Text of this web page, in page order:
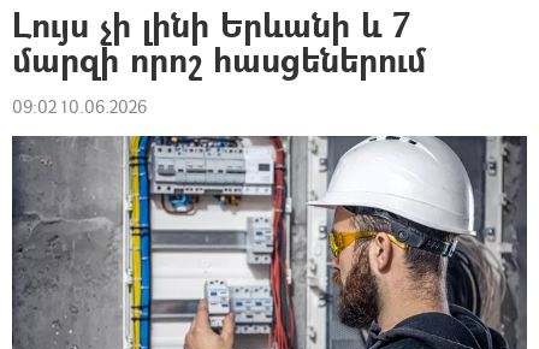
Լույս չի լինի Երևանի և 7
մարզի որոշ հասցեներում
09:02 10.06.2026